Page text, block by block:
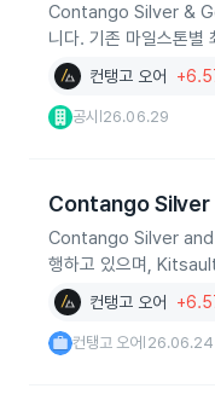
Contango Silver &
니다. 기존 마일스톤
컨탱고 오어
공시 26.06.29
Contango Silver
Contango Silver and
행하고 있으며,
컨탱고 오어
컨탱고 오어 26.06.24